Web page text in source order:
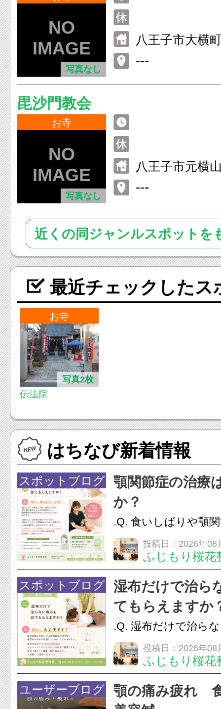
写真なし
八王子市大横
---
毘沙門教会
お寺
写真なし
八王子市元横
---
近くの同ジャンルスポットを
最近チェックしたス
お寺
写真2枚
伝法院
はちなび新着情報
スポットブログ
顎関節症の治療
か？
.Q. 食いしばりや顎
らえますか？A. はい
す。食いしばりや歯
けでなく首や肩の筋
担をかけ、顎関節症
つながることがあり
投稿日：2026年08
ふじもり桜花
スポットブログ
湿布だけで治ら
てもらえますか
.Q. 湿布だけで治ら
らえますか？A. はい
湿布は痛みを和らげ
すが、原因そのもの
いこともあります。
投稿日：2026年08
ふじもり桜花
ユーザーブログ
顎の痛み疲れ